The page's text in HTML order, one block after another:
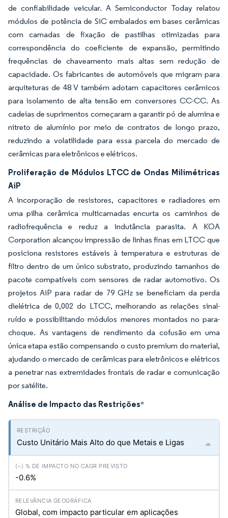
de confiabilidade veicular. A Semiconductor Today relatou
módulos de potência de SiC embalados em bases cerâmicas
com camadas de fixação de pastilhas otimizadas para
correspondência do coeficiente de expansão, permitindo
frequências de chaveamento mais altas sem redução de
capacidade. Os fabricantes de automóveis que migram para
arquiteturas de 48 V também adotam capacitores cerâmicos
para isolamento de alta tensão em conversores CC-CC. As
cadeias de suprimentos começaram a garantir pó de alumina e
nitreto de alumínio por meio de contratos de longo prazo,
reduzindo a volatilidade para essa parcela do mercado de
cerâmicas para eletrônicos e elétricos.
Proliferação de Módulos LTCC de Ondas Milimétricas
AiP
A incorporação de resistores, capacitores e radiadores em
uma pilha cerâmica multicamadas encurta os caminhos de
radiofrequência e reduz a indutância parasita. A KOA
Corporation alcançou impressão de linhas finas em LTCC que
posiciona resistores estáveis à temperatura e estruturas de
filtro dentro de um único substrato, produzindo tamanhos de
pacote compatíveis com sensores de radar automotivo. Os
projetos AiP para radar de 79 GHz se beneficiam da perda
dielétrica de 0,002 do LTCC, melhorando as relações sinal-
ruído e possibilitando módulos menores montados no para-
choque. As vantagens de rendimento da cofusão em uma
única etapa estão compensando o custo premium do material,
ajudando o mercado de cerâmicas para eletrônicos e elétricos
a penetrar nas extremidades frontais de radar e comunicação
por satélite.
Análise de Impacto das Restrições*
Custo Unitário Mais Alto do que Metais e Ligas
-0.6%
Global, com impacto particular em aplicações